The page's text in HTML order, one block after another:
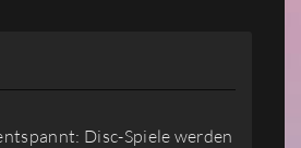
Disc-Spiele werden